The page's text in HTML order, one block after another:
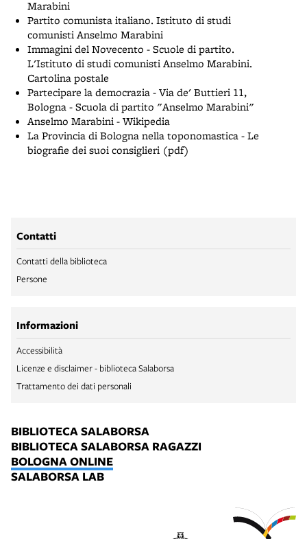
Marabini
Partito comunista italiano. Istituto di studi
comunisti Anselmo Marabini
Immagini del Novecento - Scuole di partito.
L'Istituto di studi comunisti Anselmo Marabini.
Cartolina postale
Partecipare la democrazia - Via de' Buttieri 11,
Bologna - Scuola di partito "Anselmo Marabini"
Anselmo Marabini - Wikipedia
La Provincia di Bologna nella toponomastica - Le
biografie dei suoi consiglieri (pdf)
Contatti
Contatti della biblioteca
Persone
Informazioni
Accessibilità
Licenze e disclaimer - biblioteca Salaborsa
Trattamento dei dati personali
BIBLIOTECA SALABORSA
BIBLIOTECA SALABORSA RAGAZZI
BOLOGNA ONLINE
SALABORSA LAB